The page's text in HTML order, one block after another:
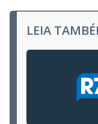
LEIA